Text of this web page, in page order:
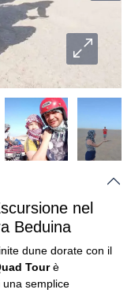
nel
Beduina
dune dorate con il
Tourè
una semplice